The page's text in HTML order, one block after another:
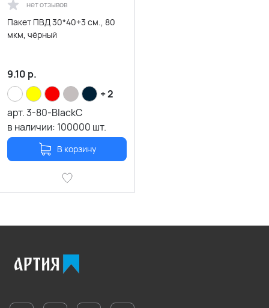
нет отзывов
Пакет ПВД 30*40+3 см., 80
мкм, чёрный
9.10 р.
+ 2
арт.3-80-BlackC
в наличии: 100000 шт.
В корзину